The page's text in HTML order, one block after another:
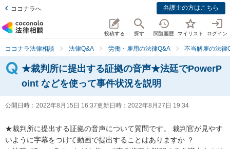
ココナラへ 弁護士の方はこちら
投稿する 探す 閲覧履歴 マイリスト ログイン
ココナラ法律相談 法律Q&A 労働・雇用の法律Q&A 不当解雇の法律
★裁判所に提出する証拠の音声★法廷でPowerP
oint などを使って事件状況を説明
公開日時： 2022年8月15日 16:37更新日時： 2022年8月27日 19:34
★裁判所に提出する証拠の音声について質問です。 裁判官が見やす
いように字幕をつけて動画で提出することはありますか ？